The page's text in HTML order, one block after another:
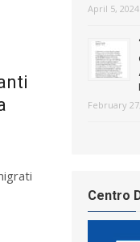
April 5, 2024
February
Centro